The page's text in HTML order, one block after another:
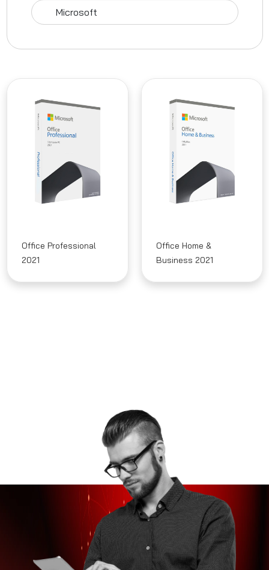
Microsoft
Office Professional
2021
Office Home &
Business 2021